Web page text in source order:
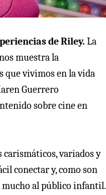
de Riley. La
muestra la
que vivimos en la vida
Guerrero
sobre cine en
carismáticos, variados y
conectar y, como son
al público infantil.